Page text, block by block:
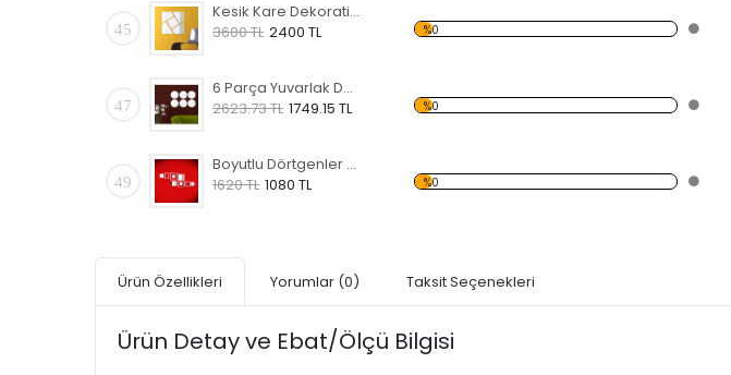
45
Kesik Kare Dekoratif Kırılmaz Ayna
3600 TL 2400 TL %0
47
6 Parça Yuvarlak Dekoratif Kırılmaz Ayna
2623.73 TL 1749.15 TL %0
49
Boyutlu Dörtgenler Dekoratif Kırılmaz Ayna
1620 TL 1080 TL %0
Ürün Özellikleri Yorumlar (0) Taksit Seçenekleri
Ürün Detay ve Ebat/Ölçü Bilgisi